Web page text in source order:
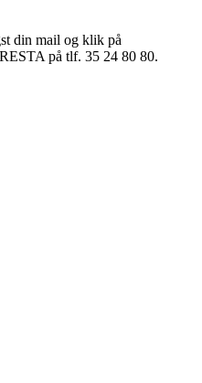
din mail og klik på
på tlf. 35 24 80 80.